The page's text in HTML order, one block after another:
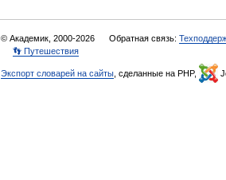
© Академик, 2000-2026 Обратная связь:
👣 Путешествия
Экспорт словарей на сайты , сделанные на PHP,